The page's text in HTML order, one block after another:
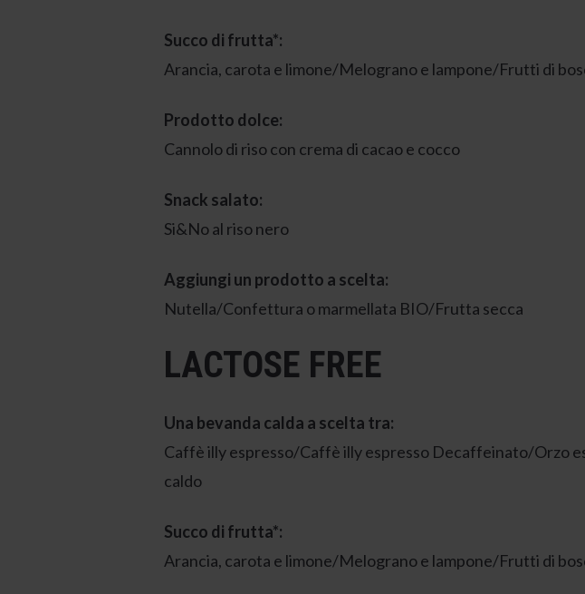
Succo di frutta*:
Arancia, carota e limone/Melograno e lampone/Frutti di
Prodotto dolce:
Cannolo di riso con crema di cacao e cocco
Snack salato:
Si&No al riso nero
Aggiungi un prodotto a scelta:
Nutella/Confettura o marmellata BIO/Frutta secca
LACTOSE FREE
Una bevanda calda a scelta tra:
Caffè illy espresso/Caffè illy espresso Decaffeinato/Orzo
caldo
Succo di frutta*:
Arancia, carota e limone/Melograno e lampone/Frutti di